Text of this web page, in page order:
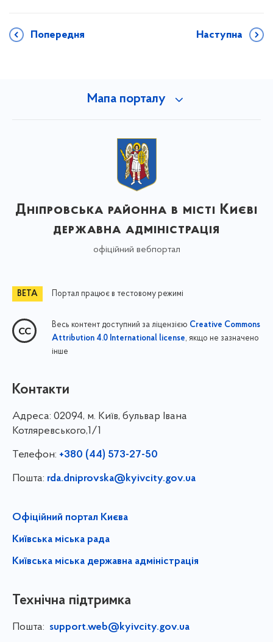
Попередня Наступна
Мапа порталу
Дніпровська районна в місті Києві
державна адміністрація
офіційний вебпортал
Портал працює в тестовому режимі
Весь контент доступний за ліцензією Creative Commons
Attribution 4.0 International license, якщо не зазначено
інше
Контакти
Адреса: 02094, м. Київ, бульвар Івана
Котляревського,1/1
Телефон: +380 (44) 573-27-50
Пошта: rda.dniprovska@kyivcity.gov.ua
Офіційний портал Києва
Київська міська рада
Київська міська державна адміністрація
Технічна підтримка
Пошта: support.web@kyivcity.gov.ua